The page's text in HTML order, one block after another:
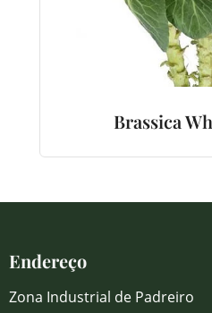
Brassica
Endereço
Zona Industrial de Padreiro